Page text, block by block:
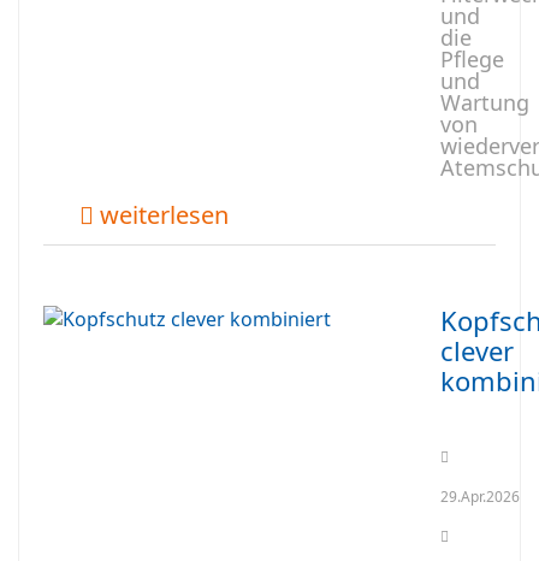
und
die
Pflege
und
Wartung
von
weiterlesen
clever
29.Apr.2026